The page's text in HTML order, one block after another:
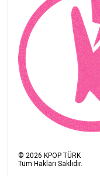
©2026 KPOP TÜRK
Tüm Hakları Saklıdır.